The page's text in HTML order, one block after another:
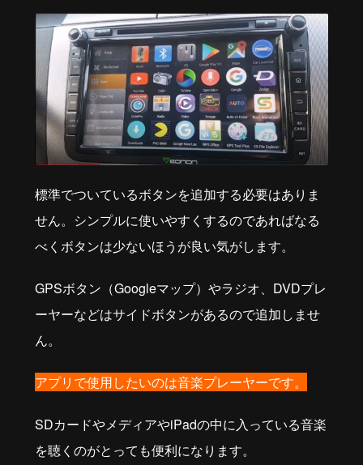
標準でついているボタンを追加する必要はありま
せん。シンプルに使いやすくするのであればなる
べくボタンは少ないほうが良い気がします。
GPSボタン（Googleマップ）やラジオ、DVDプレ
ーヤーなどはサイドボタンがあるので追加しませ
ん。
アプリで使用したいのは音楽プレーヤーです。
SDカードやメディアやiPadの中に入っている音楽
を聴くのがとっても便利になります。